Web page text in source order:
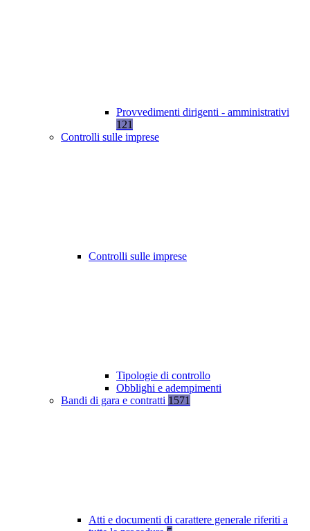
Provvedimenti dirigenti - amministrativi
121
Controlli sulle imprese
Controlli sulle imprese
Tipologie di controllo
Obblighi e adempimenti
Bandi di gara e contratti 1571
Atti e documenti di carattere generale riferiti a